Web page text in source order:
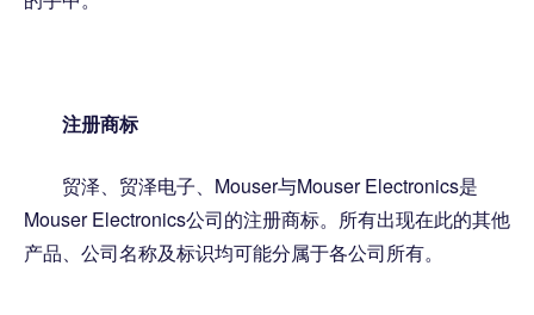
注册商标
贸泽、贸泽电子、Mouser与Mouser Electronics是
Mouser Electronics公司的注册商标。所有出现在此的其他
产品、公司名称及标识均可能分属于各公司所有。